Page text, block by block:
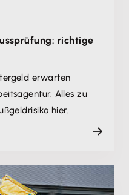
richtige
erwarten
Alles zu
hier.